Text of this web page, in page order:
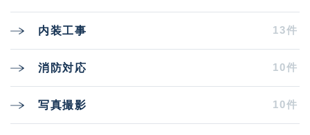
内装工事 13件
消防対応 10件
写真撮影 10件